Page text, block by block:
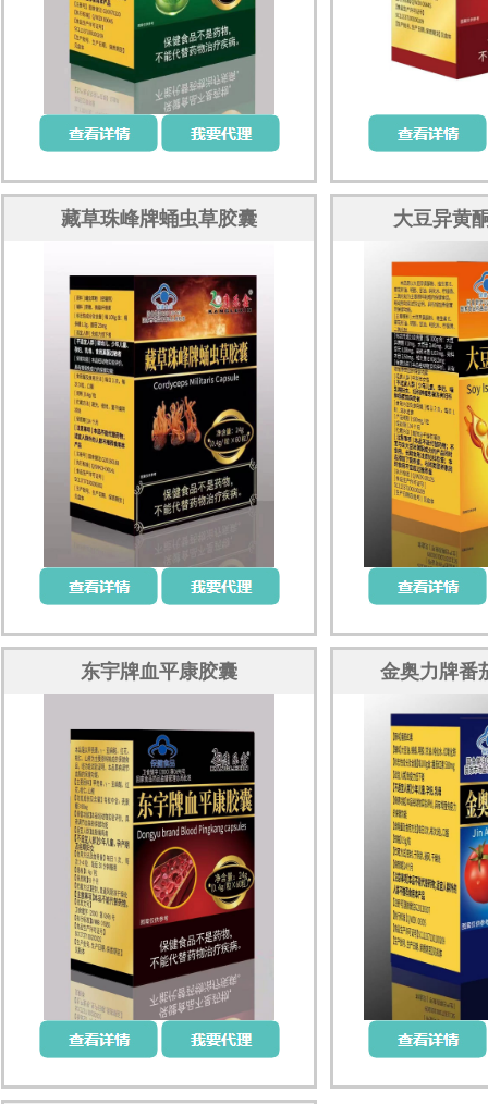
藏草珠峰牌蛹虫草胶囊 大豆异黄
东宇牌血平康胶囊 金奥力牌番